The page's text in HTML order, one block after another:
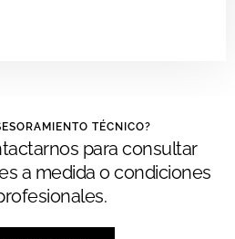
TÉCNICO?
para consultar
a medida o condiciones